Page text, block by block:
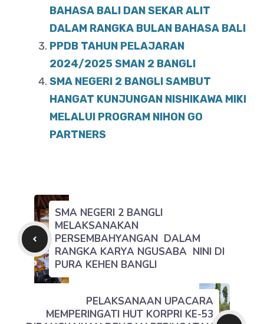
BAHASA BALI DAN SEKAR ALIT
DALAM RANGKA BULAN BAHASA BALI
PPDB TAHUN PELAJARAN
2024/2025 SMAN 2 BANGLI
SMA NEGERI 2 BANGLI SAMBUT
HANGAT KUNJUNGAN NISHIKAWA MIKI
MELALUI PROGRAM NIHON GO
PARTNERS
SMA NEGERI 2 BANGLI
MELAKSANAKAN
PERSEMBAHYANGAN DALAM
RANGKA KARYA NGUSABA NINI DI
PURA KEHEN BANGLI
PELAKSANAAN UPACARA
MEMPERINGATI HUT KORPRI KE-53